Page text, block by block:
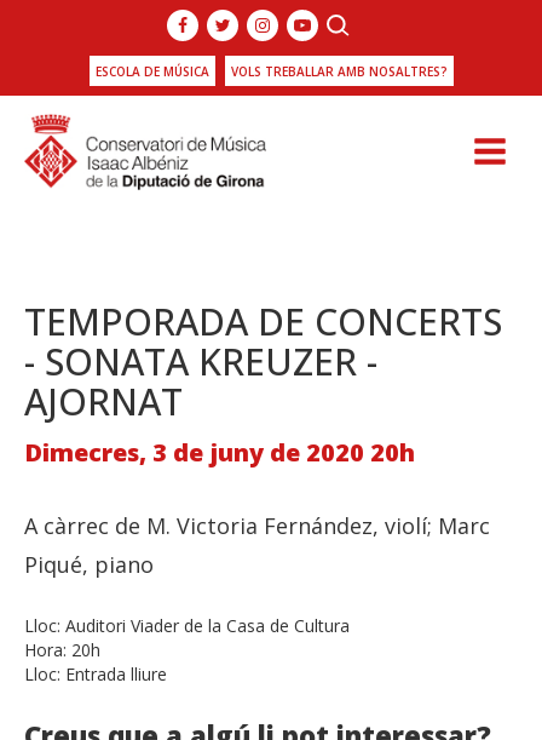
ESCOLA DE MÚSICA VOLS TREBALLAR AMB NOSALTRES?
TEMPORADA DE CONCERTS
- SONATA KREUZER -
AJORNAT
Dimecres, 3 de juny de 2020 20h
A càrrec de M. Victoria Fernández, violí; Marc
Piqué, piano
Lloc: Auditori Viader de la Casa de Cultura
Hora: 20h
Lloc: Entrada lliure